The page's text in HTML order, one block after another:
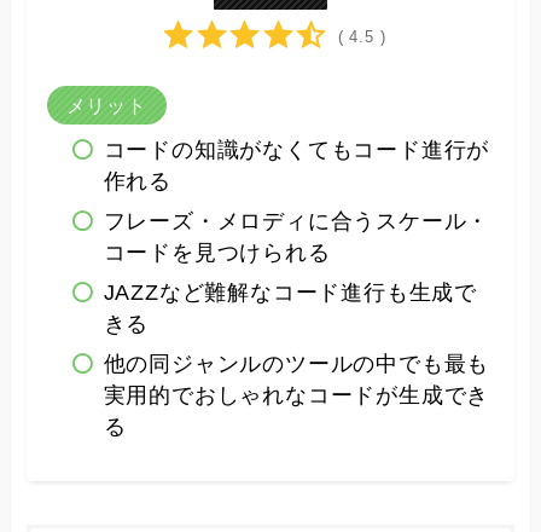
( 4.5 )
メリット
コードの知識がなくてもコード進行が
作れる
フレーズ・メロディに合うスケール・
コードを見つけられる
JAZZなど難解なコード進行も生成で
きる
他の同ジャンルのツールの中でも最も
実用的でおしゃれなコードが生成でき
る